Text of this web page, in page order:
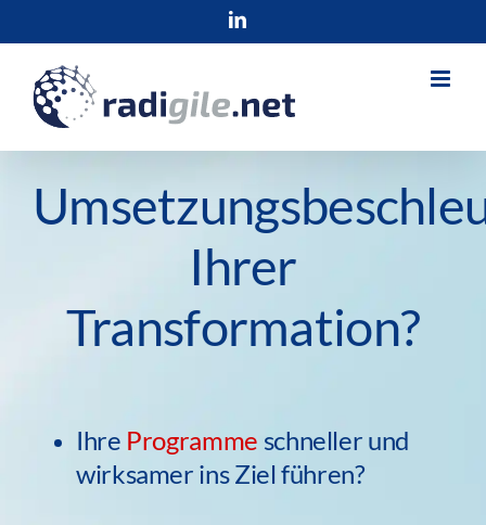
content
LinkedIn
Ihrer
Transformation?
Ihre Programme schneller und
wirksamer ins Ziel führen?